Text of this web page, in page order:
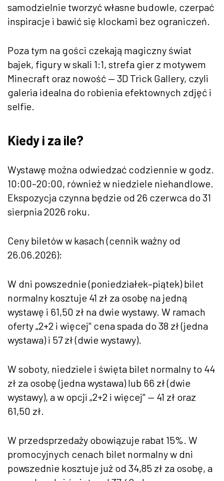
samodzielnie tworzyć własne budowle, czerpać
inspiracje i bawić się klockami bez ograniczeń.
Poza tym na gości czekają magiczny świat
bajek, figury w skali 1:1, strefa gier z motywem
Minecraft oraz nowość — 3D Trick Gallery, czyli
galeria idealna do robienia efektownych zdjęć i
selfie.
Kiedy i za ile?
Wystawę można odwiedzać codziennie w godz.
10:00–20:00, również w niedziele niehandlowe.
Ekspozycja czynna będzie od 26 czerwca do 31
sierpnia 2026 roku.
Ceny biletów w kasach (cennik ważny od
26.06.2026):
W dni powszednie (poniedziałek–piątek) bilet
normalny kosztuje 41 zł za osobę na jedną
wystawę i 61,50 zł na dwie wystawy. W ramach
oferty „2+2 i więcej" cena spada do 38 zł (jedna
wystawa) i 57 zł (dwie wystawy).
W soboty, niedziele i święta bilet normalny to 44
zł za osobę (jedna wystawa) lub 66 zł (dwie
wystawy), a w opcji „2+2 i więcej" — 41 zł oraz
61,50 zł.
W przedsprzedaży obowiązuje rabat 15%. W
promocyjnych cenach bilet normalny w dni
powszednie kosztuje już od 34,85 zł za osobę, a